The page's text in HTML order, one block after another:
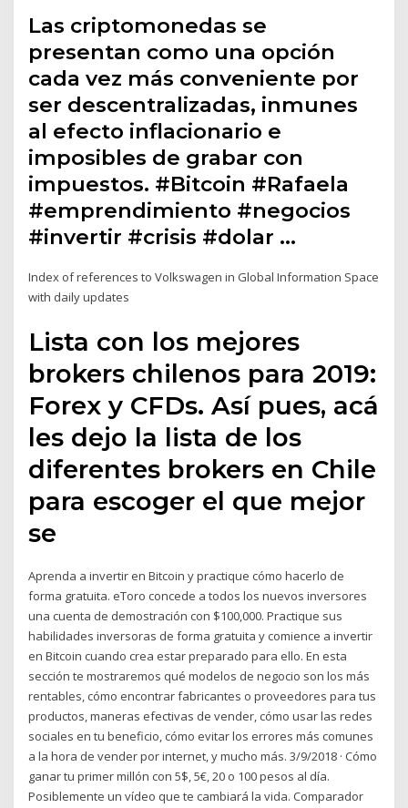
Las criptomonedas se
presentan como una opción
cada vez más conveniente por
ser descentralizadas, inmunes
al efecto inflacionario e
imposibles de grabar con
impuestos. #Bitcoin #Rafaela
#emprendimiento #negocios
#invertir #crisis #dolar …
Index of references to Volkswagen in Global Information Space
with daily updates
Lista con los mejores
brokers chilenos para 2019:
Forex y CFDs. Así pues, acá
les dejo la lista de los
diferentes brokers en Chile
para escoger el que mejor
se
Aprenda a invertir en Bitcoin y practique cómo hacerlo de
forma gratuita. eToro concede a todos los nuevos inversores
una cuenta de demostración con $100,000. Practique sus
habilidades inversoras de forma gratuita y comience a invertir
en Bitcoin cuando crea estar preparado para ello. En esta
sección te mostraremos qué modelos de negocio son los más
rentables, cómo encontrar fabricantes o proveedores para tus
productos, maneras efectivas de vender, cómo usar las redes
sociales en tu beneficio, cómo evitar los errores más comunes
a la hora de vender por internet, y mucho más. 3/9/2018 · Cómo
ganar tu primer millón con 5$, 5€, 20 o 100 pesos al día.
Posiblemente un vídeo que te cambiará la vida. Comparador